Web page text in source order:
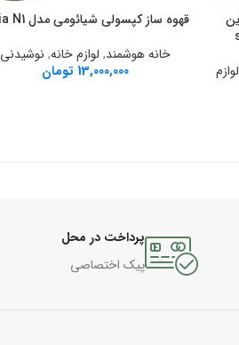
لوازم
افزودن به سبد خرید
قهوه ساز کپسولی شیائومی مدل Mijia N1
خانه هوشمند, لوازم خانه, نوشیدنی
13,000,000 تومان
پرداخت در محل
پیک اختصاصی